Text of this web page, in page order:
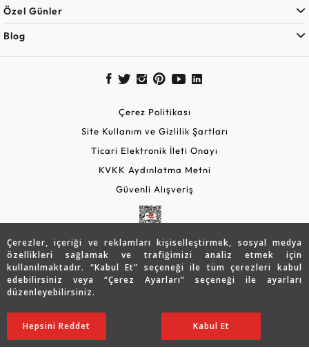
Çerezler, içeriği ve reklamları kişiselleştirmek, sosyal medya
özellikleri sağlamak ve trafiğimizi analiz etmek için
kullanılmaktadır. “Kabul Et” seçeneği ile tüm çerezleri kabul
edebilirsiniz veya “Çerez Ayarları” seçeneği ile ayarları
düzenleyebilirsiniz.
Ayarları Düzenle
Hepsini Reddet Kabul Et
41.419 TL
29.013TL SATIN ALIN
Özel Günler
Blog
Çerez Politikası
Site Kullanım ve Gizlilik Şartları
Ticari Elektronik İleti Onayı
KVKK Aydınlatma Metni
Güvenli Alışveriş
Copyright © 2026 Assos Pırlanta - Bu sitenin tüm hakları